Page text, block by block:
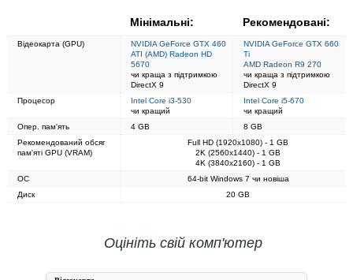
Мінімальні: Рекомендовані:
Відеокарта (GPU)
NVIDIA GeForce GTX 460
ATI (AMD) Radeon HD
5670
чи краща з підтримкою
DirectX 9
NVIDIA GeForce GTX 660
Ti
AMD Radeon R9 270
чи краща з підтримкою
DirectX 9
Процесор
Intel Core i3-530
чи кращий
Intel Core i5-670
чи кращий
Опер. пам'ять
4 GB
8 GB
Рекомендований обсяг
пам'яті GPU (VRAM)
Full HD (1920x1080) - 1 GB
2K (2560x1440) - 1 GB
4K (3840x2160) - 1 GB
ОС
64-bit Windows 7 чи новіша
Диск
20 GB
Оцініть свій комп'ютер